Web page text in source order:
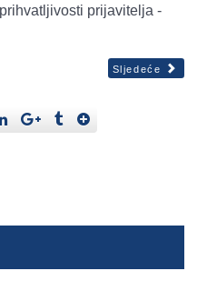
prijavitelja -
Sljedeće